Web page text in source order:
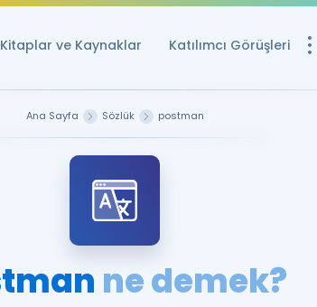
Kitaplar ve Kaynaklar Katılımcı Görüşleri
YDS ve YÖKDİL
Ana Sayfa Sözlük postman
ne demek?